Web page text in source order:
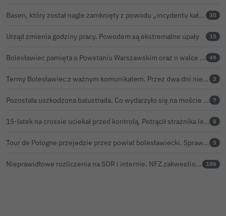
Basen, który został nagle zamknięty z powodu „incydentu kałowego”, ponownie otwarty 30
Urząd zmienia godziny pracy. Powodem są ekstremalne upały 15
Bolesławiec pamięta o Powstaniu Warszawskim oraz o walce powstańców z faszyzmem 49
Termy Bolesławiec z ważnym komunikatem. Przez dwa dni nie będzie ciepłej wody pod prysznicami 3
Pozostała uszkodzona balustrada. Co wydarzyło się na moście w Bolesławcu? 7
15-latek na crossie uciekał przed kontrolą. Potrącił strażnika leśnego, rozbił się o samochód 8
Tour de Pologne przejedzie przez powiat bolesławiecki. Sprawdź, o której peleton będzie w Twojej miejscowości 5
Nieprawidłowe rozliczenia na SOR i internie. NFZ zakwestionował w bolesławieckim szpitalu prawie 116 tys. zł 106